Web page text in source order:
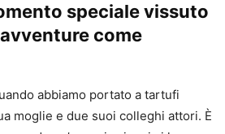
speciale vissuto
come
abbiamo portato a tartufi
moglie e due suoi colleghi attori. È